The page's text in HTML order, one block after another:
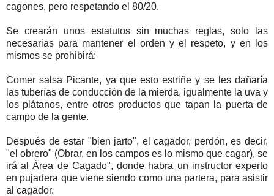
cagones, pero respetando el 80/20.
Se crearán unos estatutos sin muchas reglas, solo las
necesarias para mantener el orden y el respeto, y en los
mismos se prohibirá:
Comer salsa Picante, ya que esto estriñe y se les dañaría
las tuberías de conducción de la mierda, igualmente la uva y
los plátanos, entre otros productos que tapan la puerta de
campo de la gente.
Después de estar "bien jarto", el cagador, perdón, es decir,
"el obrero" (Obrar, en los campos es lo mismo que cagar), se
irá al Área de Cagado", donde habra un instructor experto
en pujadera que viene siendo como una partera, para asistir
al cagador.